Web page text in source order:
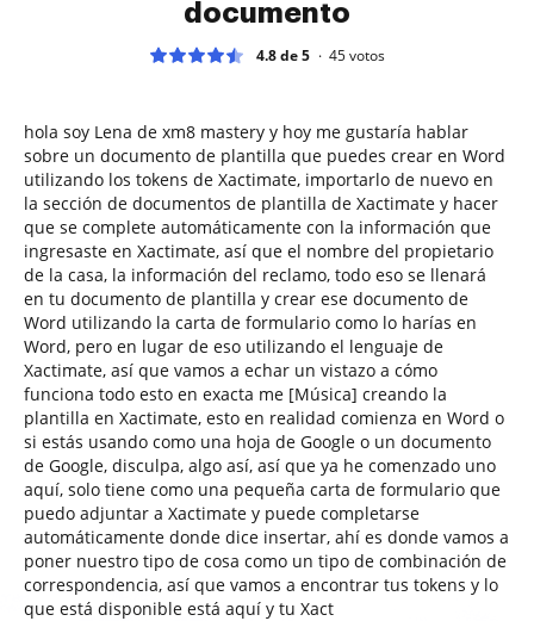
documento
4.8 de 5 45votos
hola soy Lena de xm8 mastery y hoy me gustaría hablar
sobre un documento de plantilla que puedes crear en Word
utilizando los tokens de Xactimate, importarlo de nuevo en
la sección de documentos de plantilla de Xactimate y hacer
que se complete automáticamente con la información que
ingresaste en Xactimate, así que el nombre del propietario
de la casa, la información del reclamo, todo eso se llenará
en tu documento de plantilla y crear ese documento de
Word utilizando la carta de formulario como lo harías en
Word, pero en lugar de eso utilizando el lenguaje de
Xactimate, así que vamos a echar un vistazo a cómo
funciona todo esto en exacta me [Música] creando la
plantilla en Xactimate, esto en realidad comienza en Word o
si estás usando como una hoja de Google o un documento
de Google, disculpa, algo así, así que ya he comenzado uno
aquí, solo tiene como una pequeña carta de formulario que
puedo adjuntar a Xactimate y puede completarse
automáticamente donde dice insertar, ahí es donde vamos a
poner nuestro tipo de cosa como un tipo de combinación de
correspondencia, así que vamos a encontrar tus tokens y lo
que está disponible está aquí y tu Xact